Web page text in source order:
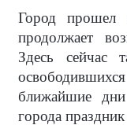
Город прошел
продолжает
Здесь сейчас
ближайшие
города